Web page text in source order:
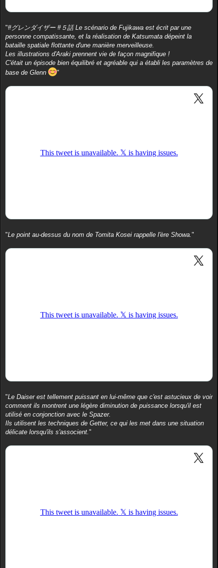
"#グレンダイザー #５話 Le scénario de Fujikawa est écrit par une
personne compatissante, et la réalisation de Katsumata dépeint la
bataille spatiale flottante d'une manière merveilleuse.
Les illustrations d'Araki prennent vie de façon magnifique !
C'était un épisode bien équilibré et agréable qui a établi les paramètres de
base de Glenn
"
"Le point au-dessus du nom de Tomita Kosei rappelle l'ère Showa. "
"Le Daiser est tellement puissant en lui-même que c'est astucieux de voir
comment ils montrent une légère diminution de puissance lorsqu'il est
utilisé en conjonction avec le Spazer.
Ils utilisent les techniques de Getter, ce qui les met dans une situation
délicate lorsqu'ils s'associent. "